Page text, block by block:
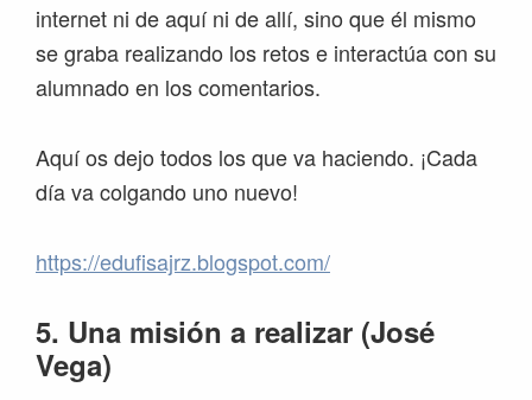
internet ni de aquí ni de allí, sino que él mismo
se graba realizando los retos e interactúa con su
alumnado en los comentarios.
Aquí os dejo todos los que va haciendo. ¡Cada
día va colgando uno nuevo!
https://edufisajrz.blogspot.com/
5. Una misión a realizar (José
Vega)